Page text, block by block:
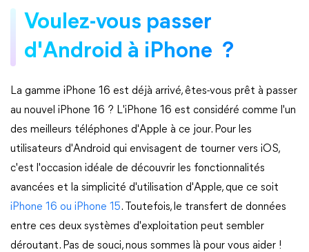
Voulez-vous passer
d'Android à iPhone ?
La gamme iPhone 16 est déjà arrivé, êtes-vous prêt à passer
au nouvel iPhone 16 ? L'iPhone 16 est considéré comme l'un
des meilleurs téléphones d'Apple à ce jour. Pour les
utilisateurs d'Android qui envisagent de tourner vers iOS,
c'est l'occasion idéale de découvrir les fonctionnalités
avancées et la simplicité d'utilisation d'Apple, que ce soit
iPhone 16 ou iPhone 15. Toutefois, le transfert de données
entre ces deux systèmes d'exploitation peut sembler
déroutant. Pas de souci, nous sommes là pour vous aider !